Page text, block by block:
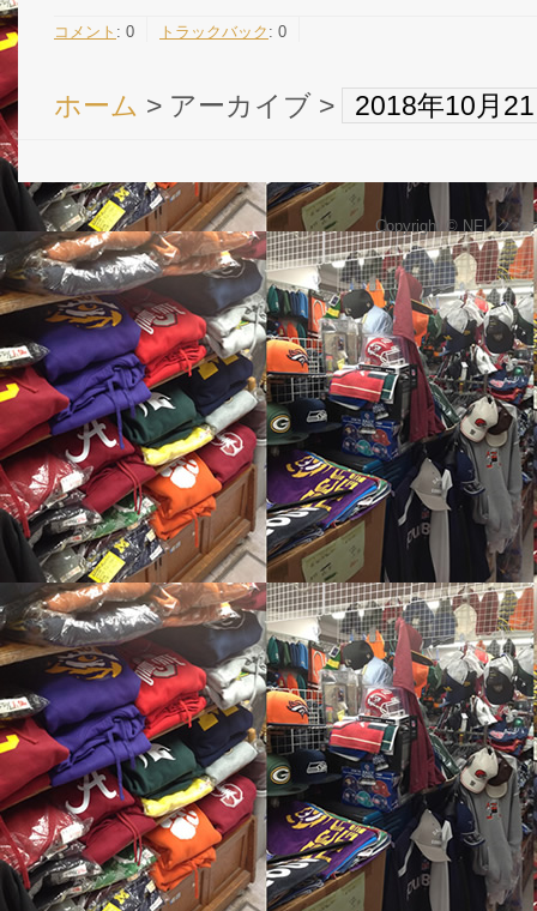
コメント : 0 トラックバック : 0
ホーム > アーカイブ > 2018年10月
Copyright © NFL グッ